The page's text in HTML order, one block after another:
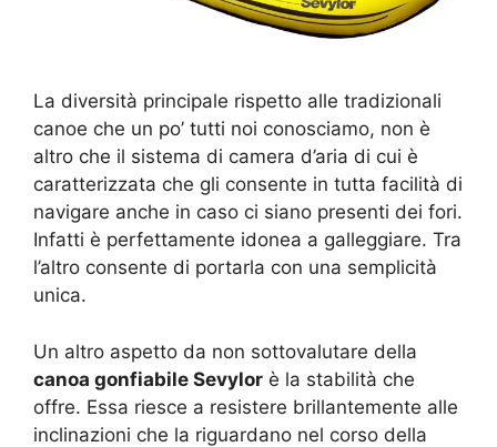
La diversità principale rispetto alle tradizionali
canoe che un po’ tutti noi conosciamo, non è
altro che il sistema di camera d’aria di cui è
caratterizzata che gli consente in tutta facilità di
navigare anche in caso ci siano presenti dei fori.
Infatti è perfettamente idonea a galleggiare. Tra
l’altro consente di portarla con una semplicità
unica.
Un altro aspetto da non sottovalutare della
canoa gonfiabile Sevylor è la stabilità che
offre. Essa riesce a resistere brillantemente alle
inclinazioni che la riguardano nel corso della